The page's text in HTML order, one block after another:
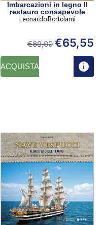
Imbarcazioni in legno Il
restauro consapevole
Leonardo Bortolami
€69,00 €65,55
ACQUISTA